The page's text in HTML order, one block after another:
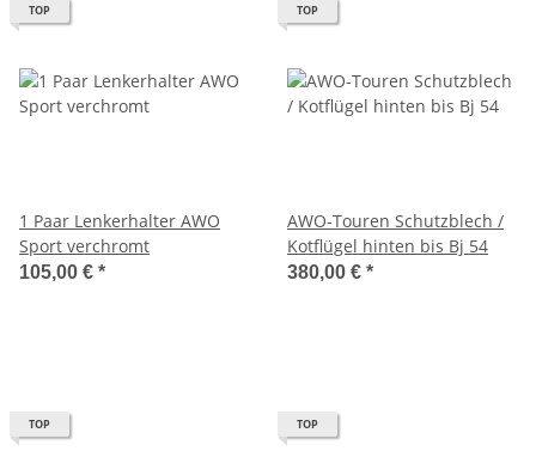
TOP
1 Paar Lenkerhalter AWO
Sport verchromt
105,00 € *
TOP
AWO-Touren Schutzblech /
Kotflügel hinten bis Bj 54
380,00 € *
TOP TOP